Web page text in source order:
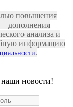
повышения
— дополнения
анализа и
информацию
.
наши новости!